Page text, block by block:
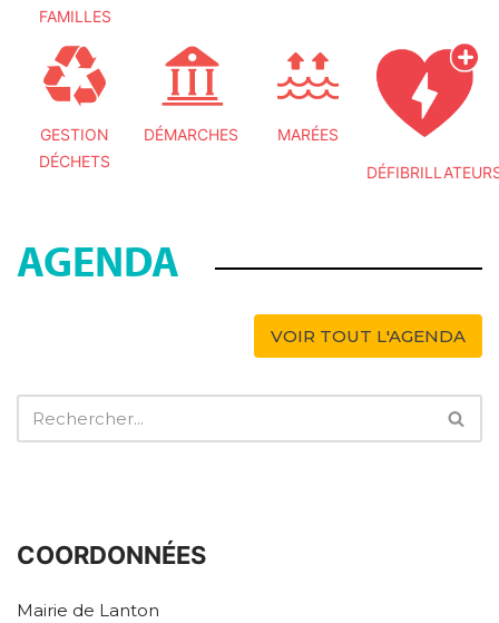
FAMILLES
GESTION
DÉCHETS
DÉMARCHES MARÉES
AGENDA
VOIR TOUT L'AGENDA
COORDONNÉES
Mairie de Lanton